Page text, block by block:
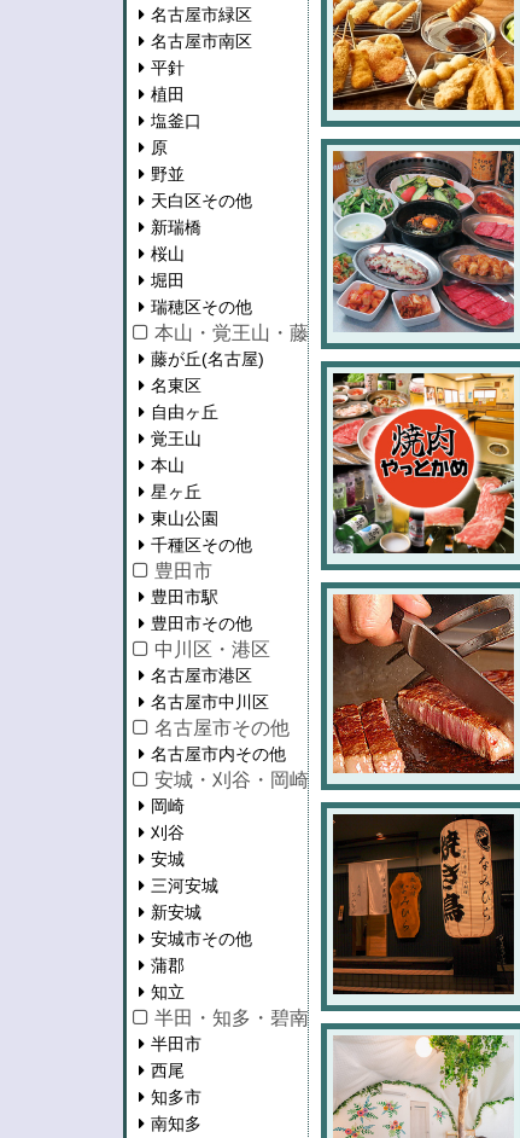
名古屋市緑区
名古屋市南区
平針
植田
塩釜口
原
野並
天白区その他
新瑞橋
桜山
堀田
瑞穂区その他
本山・覚王山・藤が丘
藤が丘(名古屋)
名東区
自由ヶ丘
覚王山
本山
星ヶ丘
東山公園
千種区その他
豊田市
豊田市駅
豊田市その他
中川区・港区
名古屋市港区
名古屋市中川区
名古屋市その他
名古屋市内その他
安城・刈谷・岡崎・知立・蒲郡
岡崎
刈谷
安城
三河安城
新安城
安城市その他
蒲郡
知立
半田・知多・碧南・西尾
半田市
西尾
知多市
南知多